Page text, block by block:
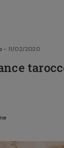
- 11/02/2020